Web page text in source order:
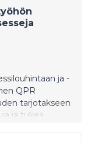
ja -
QPR
tarjotakseen
ja tukea